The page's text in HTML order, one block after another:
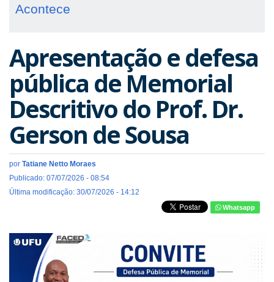
Acontece
Apresentação e defesa
pública de Memorial
Descritivo do Prof. Dr.
Gerson de Sousa
por Tatiane Netto Moraes
Publicado: 07/07/2026 - 08:54
Última modificação: 30/07/2026 - 14:12
Whatsapp